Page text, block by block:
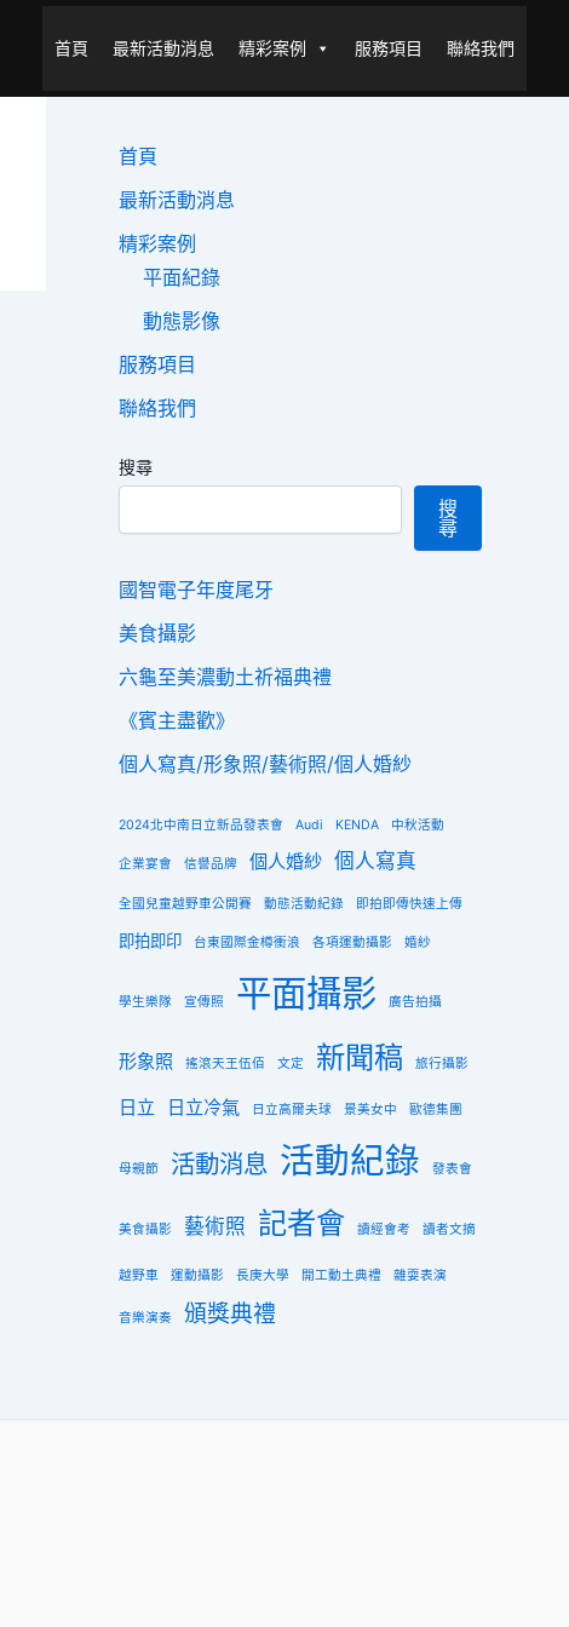
首頁 最新活動消息 精彩案例 服務項目 聯絡我們
首頁
最新活動消息
精彩案例
平面紀錄
動態影像
服務項目
聯絡我們
搜尋
搜
尋
國智電子年度尾牙
美食攝影
六龜至美濃動土祈福典禮
《賓主盡歡》
個人寫真/形象照/藝術照/個人婚紗
2024北中南日立新品發表會 Audi KENDA 中秋活動
企業宴會 信譽品牌 個人婚紗 個人寫真
全國兒童越野車公開賽 動態活動紀錄 即拍即傳快速上傳
即拍即印 台東國際金樽衝浪 各項運動攝影 婚紗
學生樂隊 宣傳照 平面攝影 廣告拍攝
形象照 搖滾天王伍佰 文定 新聞稿 旅行攝影
日立 日立冷氣 日立高爾夫球 景美女中 歐德集團
母親節 活動消息 活動紀錄 發表會
美食攝影 藝術照 記者會 讀經會考 讀者文摘
越野車 運動攝影 長庚大學 開工動土典禮 雜耍表演
音樂演奏 頒獎典禮